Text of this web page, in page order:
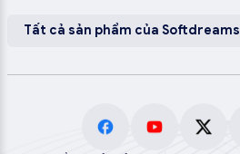
Tất cả sản phẩm của Softdreams